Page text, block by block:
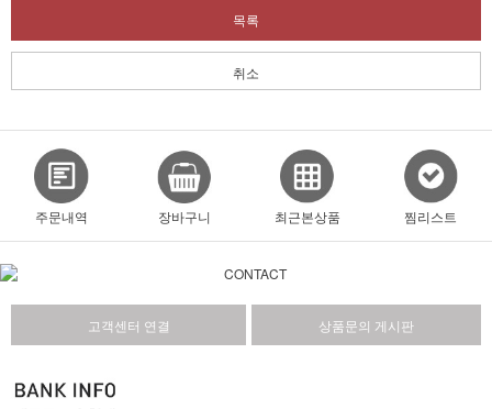
목록
취소
주문내역 장바구니 최근본상품 찜리스트
고객센터 연결 상품문의 게시판